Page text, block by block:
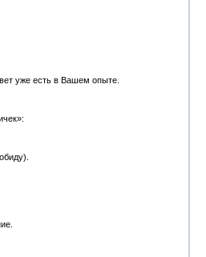
уже есть в Вашем опыте.